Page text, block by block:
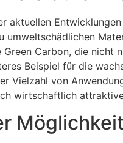
aktuellen
umweltschädlichen
Carbon, die nicht
Beispiel für die
Vielzahl von
wirtschaftlich